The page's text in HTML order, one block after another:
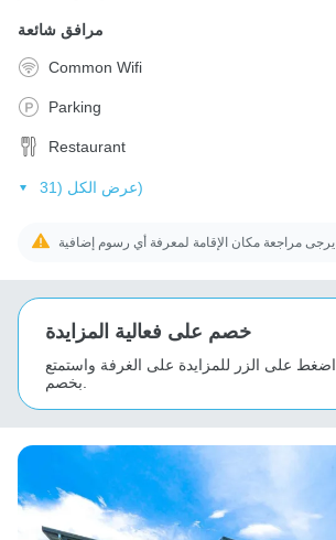
مرافق شائعة
Common Wifi
Parking
Restaurant
عرض الكل (31)
خصم على فعالية المزايدة
اضغط على الزر للمزايدة على الغرفة واستمتع